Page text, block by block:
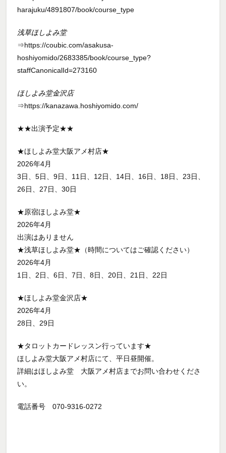
harajuku/4891807/book/course_type
浅草ほしよみ堂
⇒https://coubic.com/asakusa-
hoshiyomido/2683385/book/course_type?
staffCanonicalId=273160
ほしよみ堂金沢店
⇒https://kanazawa.hoshiyomido.com/
★★出演予定★★
★ほしよみ堂大阪アメ村店★
2026年4月
3日、5日、9日、11日、12日、14日、16日、18日、23日、
26日、27日、30日
★原宿ほしよみ堂★
2026年4月
出演はありません
★浅草ほしよみ堂★（時間についてはご確認ください）
2026年4月
1日、2日、6日、7日、8日、20日、21日、22日
★ほしよみ堂金沢店★
2026年4月
28日、29日
★タロットカードレッスン行っています★
ほしよみ堂大阪アメ村店にて、平日昼開催。
詳細はほしよみ堂 大阪アメ村店までお問い合わせくださ
い。
電話番号 070-9316-0272